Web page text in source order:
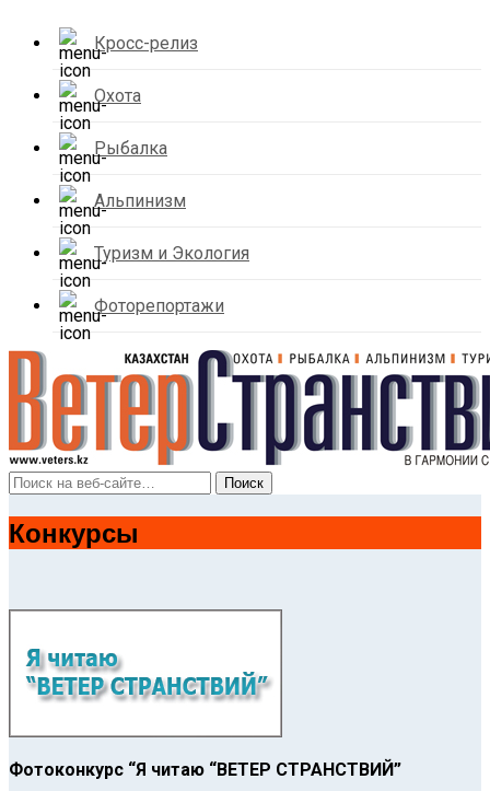
Кросс-релиз
Охота
Рыбалка
Альпинизм
Туризм и Экология
Фоторепортажи
Конкурсы
Фотоконкурс “Я читаю “ВЕТЕР СТРАНСТВИЙ”